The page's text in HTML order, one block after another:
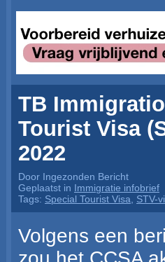
TB
Tourist Visa
2022
Door Ingezonden Bericht
Geplaatst in Immigratie infobrief
Tags: Special Tourist Visa STV-
Volgens een